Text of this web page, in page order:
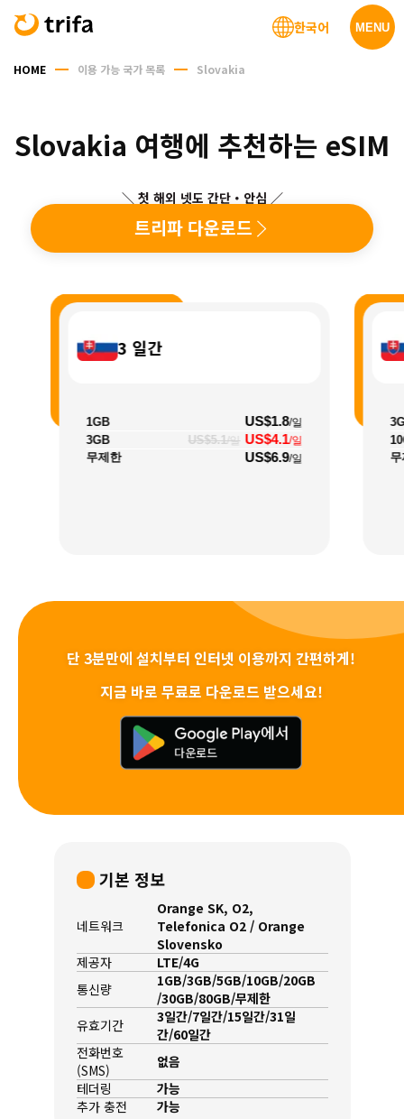
MENU
한국어
HOME 이용 가능 국가 목록 Slovakia
Slovakia 여행에 추천하는 eSIM
＼ 첫 해외 넷도 간단・안심 ／
트리파 다운로드
3 일간
1GB US$1.8/일
3GB US$5.1/일 US$4.1/일
무제한 US$6.9/일
단 3분만에 설치부터 인터넷 이용까지 간편하게!
지금 바로 무료로 다운로드 받으세요!
기본 정보
네트워크
Orange SK, O2,
Telefonica O2 / Orange
Slovensko
제공자
LTE/4G
통신량
1GB/3GB/5GB/10GB/20GB
/30GB/80GB/무제한
유효기간
3일간/7일간/15일간/31일
간/60일간
전화번호
(SMS)
없음
테더링
가능
추가 충전
가능